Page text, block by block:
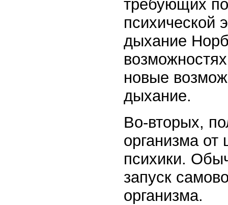
требующих
психической
дыхание
новые
дыхание.
Во-вторых,
организма от
психики.
запуск
организма.